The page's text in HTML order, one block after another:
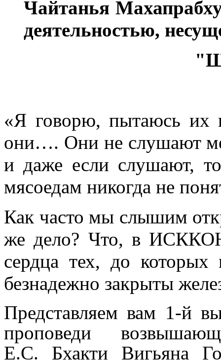
Чайтанья
деятельностью,
«Я говорю, пытаюсь их
они…. Они не слушают
и даже если слушают,
мясоедам никогда не
Как часто мы слышим
же дело? Что, в
сердца тех, до
безнадежно закрыты
Представляем вам 1-й
проповеди
Е.С. Бхакти Вигьяна